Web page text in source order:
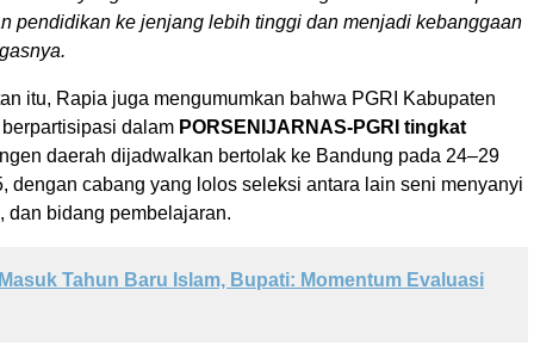
pendidikan ke jenjang lebih tinggi dan menjadi kebanggaan
itu, Rapia juga mengumumkan bahwa PGRI Kabupaten
dalam PORSENIJARNAS-PGRI tingkat
daerah dijadwalkan bertolak ke Bandung pada 24–29
dengan cabang yang lolos seleksi antara lain seni menyanyi
dan bidang pembelajaran.
Tahun Baru Islam, Bupati: Momentum Evaluasi